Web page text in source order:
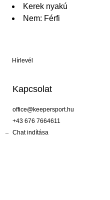
Kerek nyakú
Nem: Férfi
Hírlevél
Kapcsolat
office@keepersport.hu
+43 676 7664611
Chat indítása